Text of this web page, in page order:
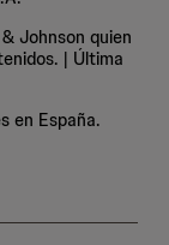
Johnson quien
| Última
en España.